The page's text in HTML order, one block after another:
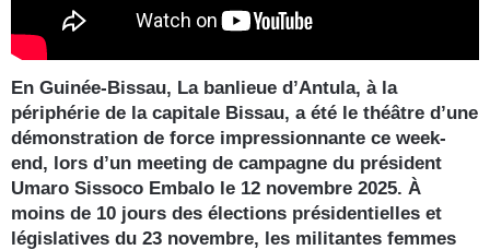
En Guinée-Bissau, La banlieue d’Antula, à la
périphérie de la capitale Bissau, a été le théâtre d’une
démonstration de force impressionnante ce week-
end, lors d’un meeting de campagne du président
Umaro Sissoco Embalo le 12 novembre 2025. À
moins de 10 jours des élections présidentielles et
législatives du 23 novembre, les militantes femmes